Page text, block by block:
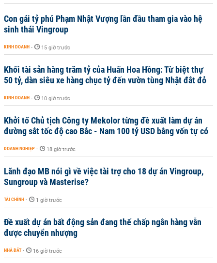
Con gái tỷ phú Phạm Nhật Vượng lần đầu tham gia vào hệ
sinh thái Vingroup
KINH DOANH - 15 giờ trước
Khối tài sản hàng trăm tỷ của Huấn Hoa Hồng: Từ biệt thự
50 tỷ, dàn siêu xe hàng chục tỷ đến vườn tùng Nhật đắt đỏ
KINH DOANH - 10 giờ trước
Khởi tố Chủ tịch Công ty Mekolor từng đề xuất làm dự án
đường sắt tốc độ cao Bắc - Nam 100 tỷ USD bằng vốn tự có
DOANH NGHIỆP - 18 giờ trước
Lãnh đạo MB nói gì về việc tài trợ cho 18 dự án Vingroup,
Sungroup và Masterise?
TÀI CHÍNH - 1 giờ trước
Đề xuất dự án bất động sản đang thế chấp ngân hàng vẫn
được chuyển nhượng
NHÀ ĐẤT - 16 giờ trước